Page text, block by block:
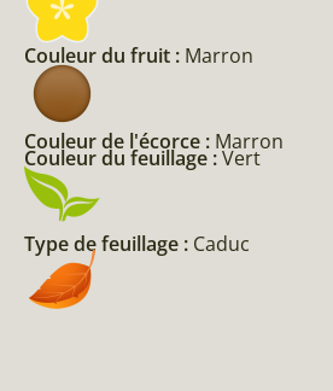
Couleur du fruit : Marron
Couleur de l'écorce : Marron
Couleur du feuillage :Vert
Type de feuillage : Caduc